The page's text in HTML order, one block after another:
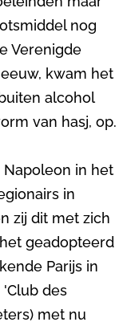
nog
Verenigde
kwam het
alcohol
van hasj, op.
Napoleon in het
in
zij dit met zich
geadopteerd
Parijs in
des
met nu